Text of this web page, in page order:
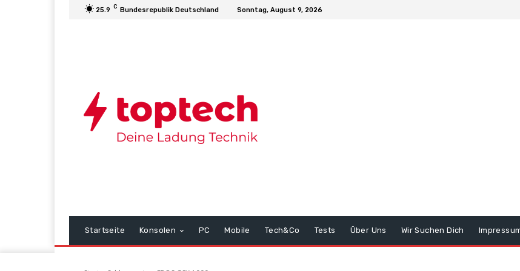
25.9 C Bundesrepublik Deutschland Sonntag, August 9, 2026
Startseite Konsolen PC Mobile Tech&Co Tests Über Uns Wir Suchen Dich